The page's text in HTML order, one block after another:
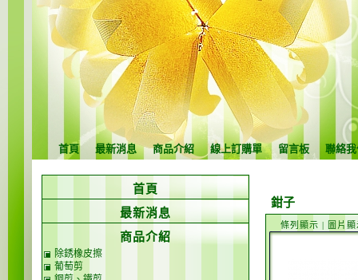
首頁 最新消息 商品介紹 線上訂購單 留言板 聯絡
鉗子
條列顯示 | 圖片顯
首頁
最新消息
商品介紹
除銹橡皮擦
葡萄剪